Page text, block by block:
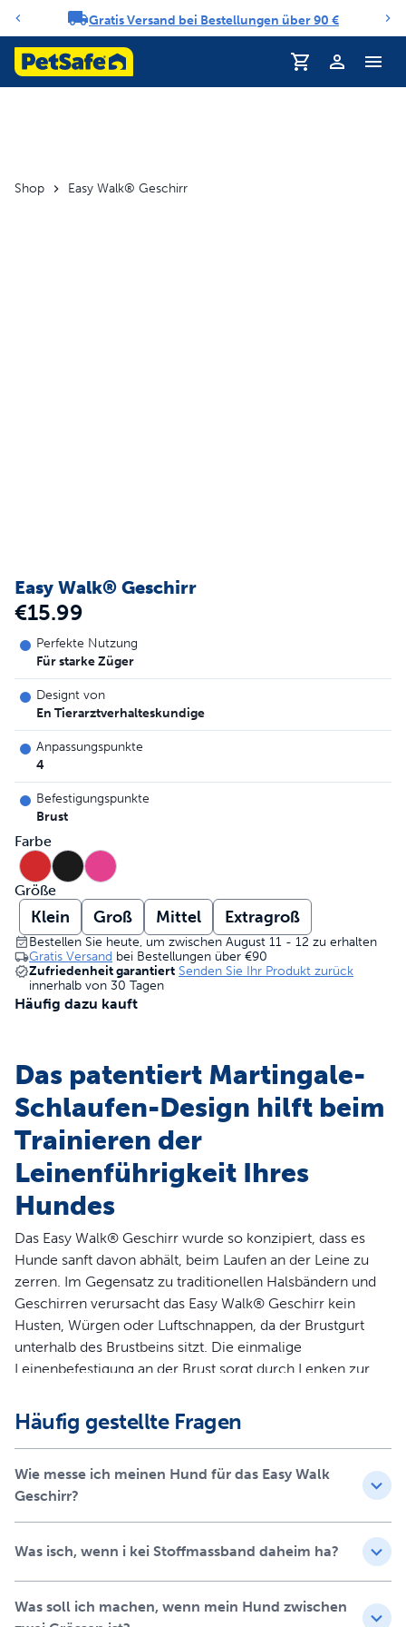
Benachrichtigungs-Karussell
Gratis Versand bei Bestellungen über 90 €
Profil
Shop Easy Walk® Geschirr
Easy Walk® Geschirr
€15.99
Perfekte Nutzung
Für starke Züger
Designt von
En Tierarztverhalteskundige
Anpassungspunkte
4
Befestigungspunkte
Brust
Farbe
Größe
Klein Groß Mittel Extragroß
Bestellen Sie heute, um zwischen August 11 - 12 zu erhalten
Gratis Versand bei Bestellungen über €90
Zufriedenheit garantiert Senden Sie Ihr Produkt zurück
innerhalb von 30 Tagen
Häufig dazu kauft
Das patentiert Martingale-
Schlaufen-Design hilft beim
Trainieren der
Leinenführigkeit Ihres
Hundes
Das Easy Walk® Geschirr wurde so konzipiert, dass es
Hunde sanft davon abhält, beim Laufen an der Leine zu
zerren. Im Gegensatz zu traditionellen Halsbändern und
Geschirren verursacht das Easy Walk® Geschirr kein
Husten, Würgen oder Luftschnappen, da der Brustgurt
unterhalb des Brustbeins sitzt. Die einmalige
Leinenbefestigung an der Brust sorgt durch Lenken zur
und seine Aufmerksamkeit auf Sie richtet. Durch die
Schnellverschlüsse ist das Geschirr leicht an- und
Komfort Ihres Hundes.
Produktinformation
Stoppt das Ziehen an der Leine schnell und behaglich.
Martingal-Brustgurt sorgt für Vorwärtsbewegung und
Häufig gestellte Fragen
Wie messe ich meinen Hund für das Easy Walk
Geschirr?
Was isch, wenn i kei Stoffmassband daheim ha?
Was soll ich machen, wenn mein Hund zwischen